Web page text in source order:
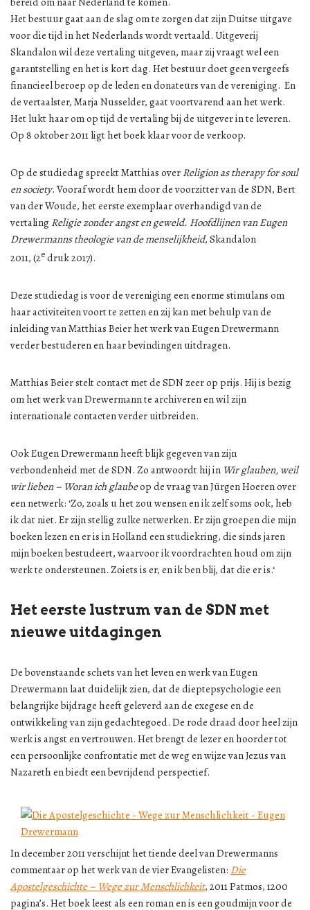
Het bestuur gaat aan de slag om te zorgen dat zijn Duitse uitgave
voor die tijd in het Nederlands wordt vertaald. Uitgeverij
Skandalon wil deze vertaling uitgeven, maar zij vraagt wel een
garantstelling en het is kort dag. Het bestuur doet geen vergeefs
financieel beroep op de leden en donateurs van de vereniging. En
de vertaalster, Marja Nusselder, gaat voortvarend aan het werk.
Het lukt haar om op tijd de vertaling bij de uitgever in te leveren.
Op 8 oktober 2011 ligt het boek klaar voor de verkoop.
Op de studiedag spreekt Matthias over Religion as therapy for soul
en society. Vooraf wordt hem door de voorzitter van de SDN, Bert
van der Woude, het eerste exemplaar overhandigd van de
vertaling Religie zonder angst en geweld. Hoofdlijnen van Eugen
Drewermanns theologie van de menselijkheid, Skandalon
2011, (2edruk 2017).
Deze studiedag is voor de vereniging een enorme stimulans om
haar activiteiten voort te zetten en zij kan met behulp van de
inleiding van Matthias Beier het werk van Eugen Drewermann
verder bestuderen en haar bevindingen uitdragen.
Matthias Beier stelt contact met de SDN zeer op prijs. Hij is bezig
om het werk van Drewermann te archiveren en wil zijn
internationale contacten verder uitbreiden.
Ook Eugen Drewermann heeft blijk gegeven van zijn
verbondenheid met de SDN. Zo antwoordt hij in Wir glauben, weil
wir lieben – Woran ich glaubeop de vraag van Jürgen Hoeren over
een netwerk: ‘Zo, zoals u het zou wensen en ik zelf soms ook, heb
ik dat niet. Er zijn stellig zulke netwerken. Er zijn groepen die mijn
boeken lezen en er is in Holland een studiekring, die sinds jaren
mijn boeken bestudeert, waarvoor ik voordrachten houd om zijn
werk te ondersteunen. Zoiets is er, en ik ben blij, dat die er is.‘
Het eerste lustrum van de SDN met
nieuwe uitdagingen
De bovenstaande schets van het leven en werk van Eugen
Drewermann laat duidelijk zien, dat de dieptepsychologie een
belangrijke bijdrage heeft geleverd aan de exegese en de
ontwikkeling van zijn gedachtegoed. De rode draad door heel zijn
werk is angst en vertrouwen. Het brengt de lezer en hoorder tot
een persoonlijke confrontatie met de weg en wijze van Jezus van
Nazareth en biedt een bevrijdend perspectief.
In december 2011 verschijnt het tiende deel van Drewermanns
commentaar op het werk van de vier Evangelisten: Die
Apostelgeschichte – Wege zur Menschlichkeit, 2011 Patmos, 1200
pagina’s. Het boek leest als een roman en is een goudmijn voor de